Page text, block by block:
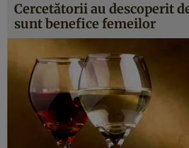
Cercetătorii au descoperit
sunt benefice femeilor